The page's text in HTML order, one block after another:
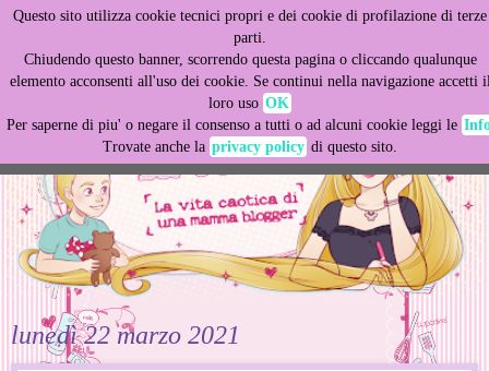
Questo sito utilizza cookie tecnici propri e dei cookie di profilazione di terze
parti.
Chiudendo questo banner, scorrendo questa pagina o cliccando qualunque
elemento acconsenti all'uso dei cookie. Se continui nella navigazione accetti
loro uso OK
Per saperne di piu' o negare il consenso a tutti o ad alcuni cookie leggi le
Trovate anche la privacy policy di questo sito.
lunedì 22 marzo 2021
This site uses cookies from Google to deliver its services
and to analyze traffic. Your IP address and user-agent are
shared with Google along with performance and security
metrics to ensure quality of service, generate usage
statistics, and to detect and address abuse.
LEARN MORE GOT IT